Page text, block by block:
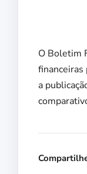
O Boletim
financeiras
a